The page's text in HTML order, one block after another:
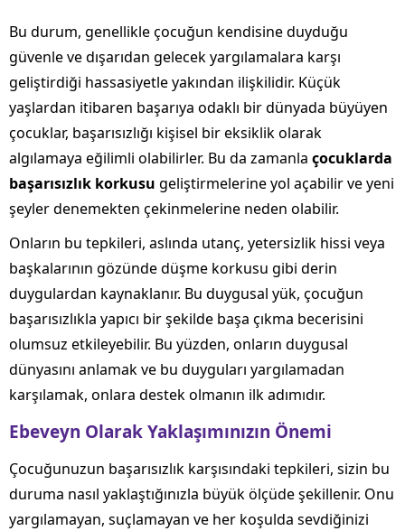
Bu durum, genellikle çocuğun kendisine duyduğu
güvenle ve dışarıdan gelecek yargılamalara karşı
geliştirdiği hassasiyetle yakından ilişkilidir. Küçük
yaşlardan itibaren başarıya odaklı bir dünyada büyüyen
çocuklar, başarısızlığı kişisel bir eksiklik olarak
algılamaya eğilimli olabilirler. Bu da zamanla çocuklarda
başarısızlık korkusu geliştirmelerine yol açabilir ve yeni
şeyler denemekten çekinmelerine neden olabilir.
Onların bu tepkileri, aslında utanç, yetersizlik hissi veya
başkalarının gözünde düşme korkusu gibi derin
duygulardan kaynaklanır. Bu duygusal yük, çocuğun
başarısızlıkla yapıcı bir şekilde başa çıkma becerisini
olumsuz etkileyebilir. Bu yüzden, onların duygusal
dünyasını anlamak ve bu duyguları yargılamadan
karşılamak, onlara destek olmanın ilk adımıdır.
Ebeveyn Olarak Yaklaşımınızın Önemi
Çocuğunuzun başarısızlık karşısındaki tepkileri, sizin bu
duruma nasıl yaklaştığınızla büyük ölçüde şekillenir. Onu
yargılamayan, suçlamayan ve her koşulda sevdiğinizi